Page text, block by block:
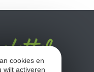
cookies en
wilt activeren